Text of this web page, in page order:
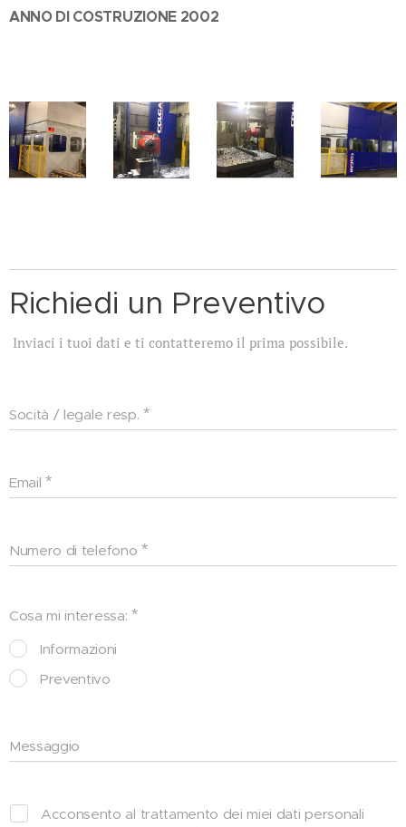
ANNO DI COSTRUZIONE 2002
Richiedi un Preventivo
Inviaci i tuoi dati e ti contatteremo il prima possibile.
Socità / legale resp.
Email
Numero di telefono
Cosa mi interessa:
Informazioni
Preventivo
Messaggio
Acconsento al trattamento dei miei dati personali